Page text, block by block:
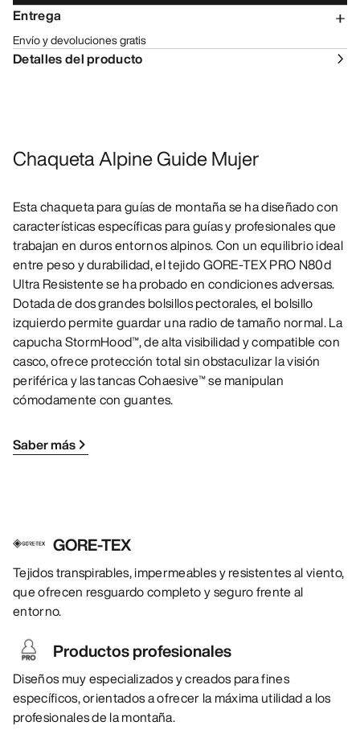
Entrega
Envío y devoluciones gratis
Detalles del producto
Chaqueta Alpine Guide Mujer
Esta chaqueta para guías de montaña se ha diseñado con
características específicas para guías y profesionales que
trabajan en duros entornos alpinos. Con un equilibrio ideal
entre peso y durabilidad, el tejido GORE-TEX PRO N80d
Ultra Resistente se ha probado en condiciones adversas.
Dotada de dos grandes bolsillos pectorales, el bolsillo
izquierdo permite guardar una radio de tamaño normal. La
capucha StormHood™, de alta visibilidad y compatible con
casco, ofrece protección total sin obstaculizar la visión
periférica y las tancas Cohaesive™ se manipulan
cómodamente con guantes.
Saber más
GORE-TEX
Tejidos transpirables, impermeables y resistentes al viento,
que ofrecen resguardo completo y seguro frente al
entorno.
Productos profesionales
Diseños muy especializados y creados para fines
específicos, orientados a ofrecer la máxima utilidad a los
profesionales de la montaña.